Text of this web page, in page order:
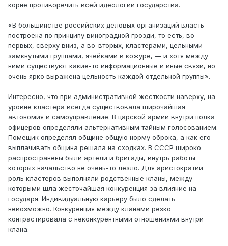
корне противоречить всей идеологии государства.
«В большинстве российских деловых организаций власть
построена по принципу виноградной грозди, то есть, во-
первых, сверху вниз, а во-вторых, кластерами, цельными
замкнутыми группами, ячейками в кожуре, — и хотя между
ними существуют какие-то информационные и иные связи, но
очень ярко выражена цельность каждой отдельной группы».
Интересно, что при административной жесткости наверху, на
уровне кластера всегда существовала широчайшая
автономия и самоуправление. В царской армии внутри полка
офицеров определяли альтернативным тайным голосованием.
Помещик определял общине общую норму оброка, а как его
выплачивать община решала на сходках. В СССР широко
распространены были артели и бригады, внутрь работы
которых начальство не очень-то лезло. Для аристократии
роль кластеров выполняли родственные кланы, между
которыми шла жесточайшая конкуренция за влияние на
государя. Индивидуальную карьеру было сделать
невозможно. Конкуренция между кланами резко
контрастировала с неконкурентными отношениями внутри
клана.